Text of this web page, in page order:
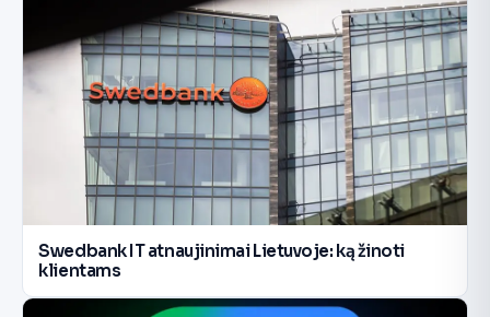
Swedbank IT atnaujinimai Lietuvoje: ką žinoti
klientams